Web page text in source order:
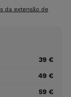
da extensão de
39 €
49 €
59 €